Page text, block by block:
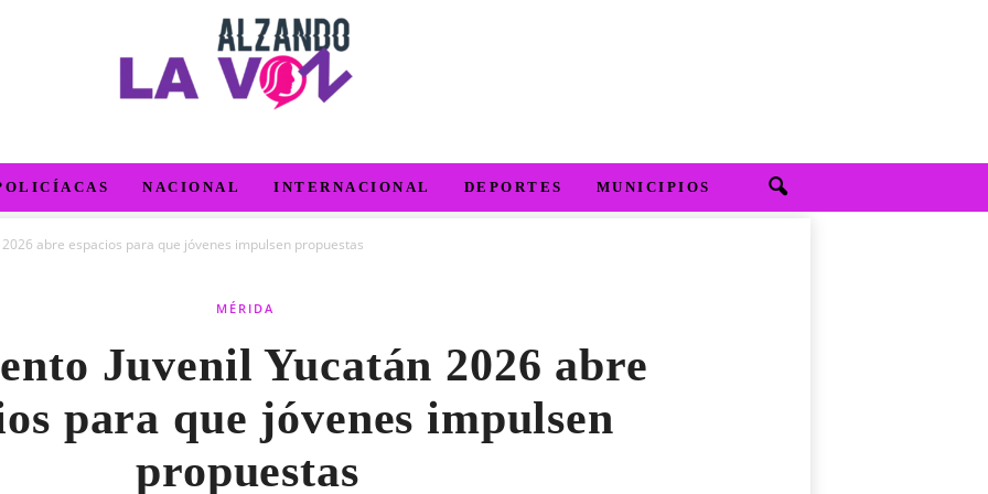
NACIONAL INTERNACIONAL DEPORTES MUNICIPIOS
abre espacios para que jóvenes impulsen propuestas
MÉRIDA
Juvenil Yucatán 2026 abre
para que jóvenes impulsen
propuestas